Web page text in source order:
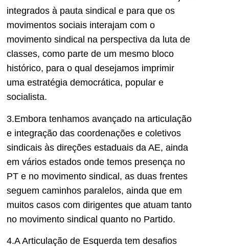
integrados à pauta sindical e para que os
movimentos sociais interajam com o
movimento sindical na perspectiva da luta de
classes, como parte de um mesmo bloco
histórico, para o qual desejamos imprimir
uma estratégia democrática, popular e
socialista.
3.Embora tenhamos avançado na articulação
e integração das coordenações e coletivos
sindicais às direções estaduais da AE, ainda
em vários estados onde temos presença no
PT e no movimento sindical, as duas frentes
seguem caminhos paralelos, ainda que em
muitos casos com dirigentes que atuam tanto
no movimento sindical quanto no Partido.
4.A Articulação de Esquerda tem desafios